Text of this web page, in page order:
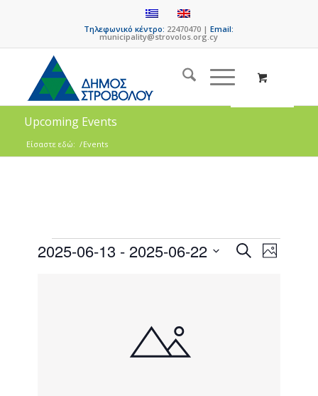
Τηλεφωνικό κέντρο: 22470470 |Email:
municipality@strovolos.org.cy
Upcoming Events
Είσαστε εδώ: /Events
Events
SearchEvent
Views
Photo
2025-06-13 - 2025-06-22